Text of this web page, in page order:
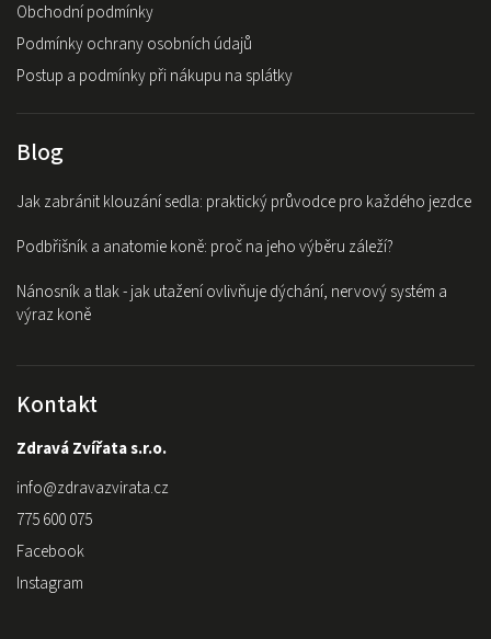
Obchodní podmínky
Podmínky ochrany osobních údajů
Postup a podmínky při nákupu na splátky
Blog
Jak zabránit klouzání sedla: praktický průvodce pro každého jezdce
Podbřišník a anatomie koně: proč na jeho výběru záleží?
Nánosník a tlak - jak utažení ovlivňuje dýchání, nervový systém a
výraz koně
Kontakt
Zdravá Zvířata s.r.o.
info@zdravazvirata.cz
775 600 075
Facebook
Instagram